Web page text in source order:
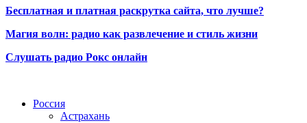
Бесплатная и платная раскрутка сайта, что лучше?
Магия волн: радио как развлечение и стиль жизни
Слушать радио Рокс онлайн
Россия
Астрахань